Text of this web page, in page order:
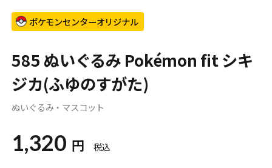
ポケモンセンターオリジナル
585 ぬいぐるみ Pokémon fit シキ
ジカ(ふゆのすがた)
ぬいぐるみ・マスコット
1,320 円 税込